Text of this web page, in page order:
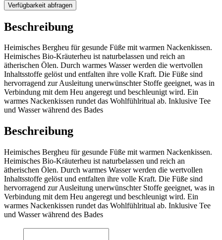
Verfügbarkeit abfragen
Beschreibung
Heimisches Bergheu für gesunde Füße mit warmen Nackenkissen.
Heimisches Bio-Kräuterheu ist naturbelassen und reich an
ätherischen Ölen. Durch warmes Wasser werden die wertvollen
Inhaltsstoffe gelöst und entfalten ihre volle Kraft. Die Füße sind
hervorragend zur Ausleitung unerwünschter Stoffe geeignet, was in
Verbindung mit dem Heu angeregt und beschleunigt wird. Ein
warmes Nackenkissen rundet das Wohlfühlritual ab. Inklusive Tee
und Wasser während des Bades
Beschreibung
Heimisches Bergheu für gesunde Füße mit warmen Nackenkissen.
Heimisches Bio-Kräuterheu ist naturbelassen und reich an
ätherischen Ölen. Durch warmes Wasser werden die wertvollen
Inhaltsstoffe gelöst und entfalten ihre volle Kraft. Die Füße sind
hervorragend zur Ausleitung unerwünschter Stoffe geeignet, was in
Verbindung mit dem Heu angeregt und beschleunigt wird. Ein
warmes Nackenkissen rundet das Wohlfühlritual ab. Inklusive Tee
und Wasser während des Bades